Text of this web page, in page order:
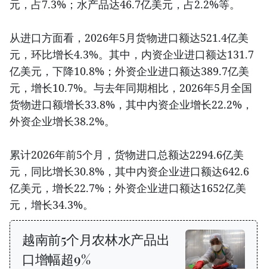
元，占7.3%；水产品达46.7亿美元，占2.2%等。
从进口方面看，2026年5月货物进口额达521.4亿美
元，环比增长4.3%。其中，内资企业进口额达131.7
亿美元，下降10.8%；外资企业进口额达389.7亿美
元，增长10.7%。与去年同期相比，2026年5月全国
货物进口额增长33.8%，其中内资企业增长22.2%，
外资企业增长38.2%。
累计2026年前5个月，货物进口总额达2294.6亿美
元，同比增长30.8%，其中内资企业进口额达642.6
亿美元，增长22.7%；外资企业进口额达1652亿美
元，增长34.3%。
越南前5个月农林水产品出
口增幅超9%